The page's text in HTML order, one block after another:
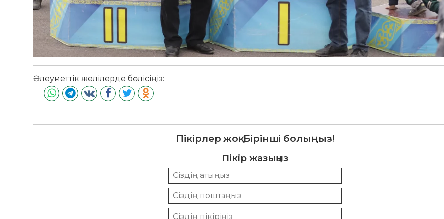
Әлеуметтік желілерде бөлісіңіз:
Пікірлер жоқ. Бірінші болыңыз!
Пікір жазыңыз